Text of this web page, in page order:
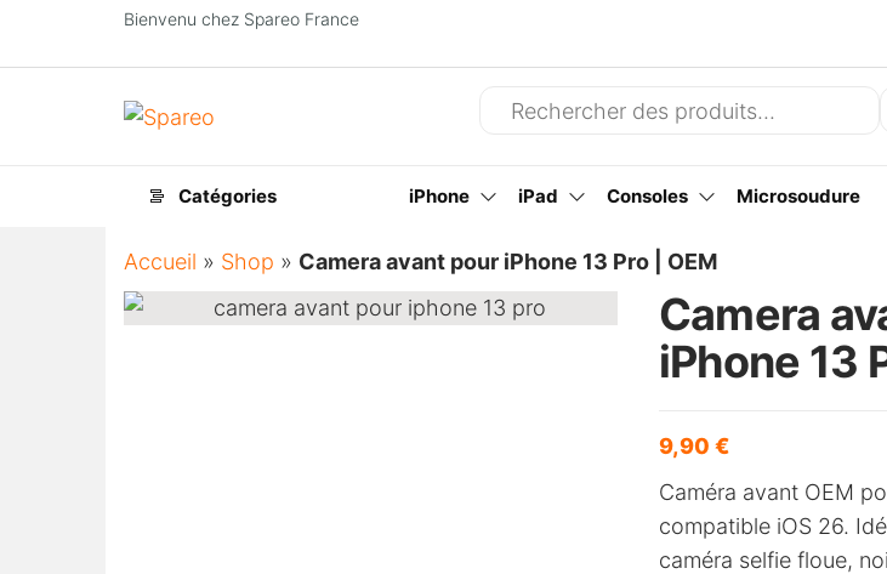
Bienvenu chez Spareo France
Catégories iPhone iPad Consoles Microsoudure
Accueil » Shop » Camera avant pour iPhone 13 Pro | OEM
Camera
iPhone 13
9,90 €
Caméra avant OEM
compatible iOS 26.
caméra selfie floue,